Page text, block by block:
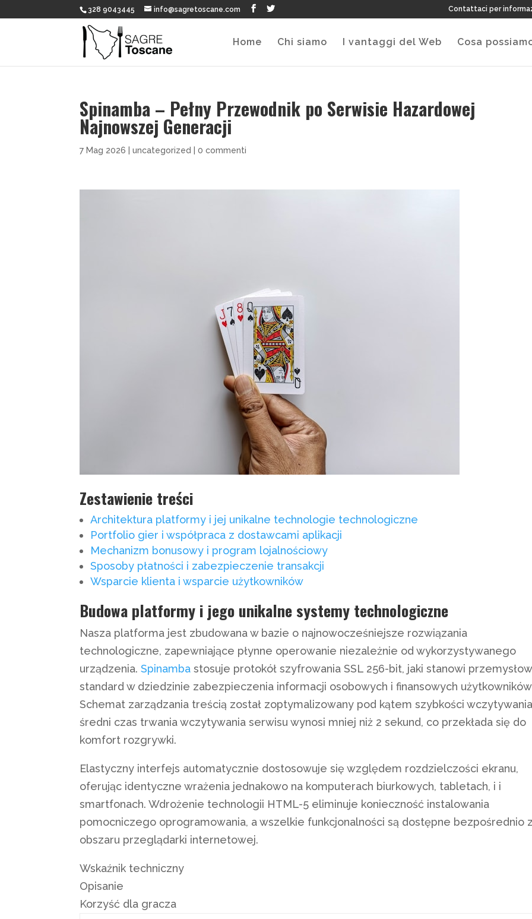
328 9043445 info@sagretoscane.com Contattaci per
Home Chi siamo I vantaggi del Web Cosa
Spinamba – Pełny Przewodnik po Serwisie Hazardowej
Najnowszej Generacji
7 Mag 2026 |uncategorized |0 commenti
Zestawienie treści
Architektura platformy i jej unikalne technologie technologiczne
Portfolio gier i współpraca z dostawcami aplikacji
Mechanizm bonusowy i program lojalnościowy
Sposoby płatności i zabezpieczenie transakcji
Wsparcie klienta i wsparcie użytkowników
Budowa platformy i jego unikalne systemy technologiczne
Nasza platforma jest zbudowana w bazie o najnowocześniejsze rozwiązania
technologiczne, zapewniające płynne operowanie niezależnie od wykorzystywanego
urządzenia.Spinamba stosuje protokół szyfrowania SSL 256-bit, jaki stanowi
standard w dziedzinie zabezpieczenia informacji osobowych i finansowych
Schemat zarządzania treścią został zoptymalizowany pod kątem szybkości
średni czas trwania wczytywania serwisu wynosi mniej niż 2 sekund, co przekłada się do
komfort rozgrywki.
Elastyczny interfejs automatycznie dostosowuje się względem rozdzielczości ekranu,
oferując identyczne wrażenia jednakowo na komputerach biurkowych, tabletach, i i
smartfonach. Wdrożenie technologii HTML-5 eliminuje konieczność instalowania
pomocniczego oprogramowania, a wszelkie funkcjonalności są dostępne bezpośrednio
obszaru przeglądarki internetowej.
Wskaźnik techniczny
Opisanie
Korzyść dla gracza